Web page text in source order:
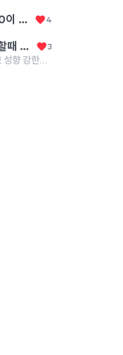
뭐 어딜가길래 숙소비가 80이 나오는거야 4
자유진영이 이겼다고 방심할때 공산 잔당들은 이름만 바꿔서 그대로 활동했고 지금은 미국 뿐만 아니라 모든 분야, 전세계적으로 좌익 성향이 압도적으로 강한 상태 3